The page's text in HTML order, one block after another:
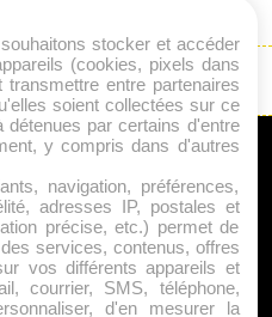
bradé ? Besiktas à l'affût
lié au transfert de Yan
nous ?
Légales
Cookies
stocker et accéder
(cookies, pixels dans
entre partenaires
soient collectées sur ce
par certains d'entre
y compris dans d'autres
navigation, préférences,
adresses IP, postales et
précise, etc.) permet de
services, contenus, offres
vos différents appareils et
courrier, SMS, téléphone,
d'en mesurer la